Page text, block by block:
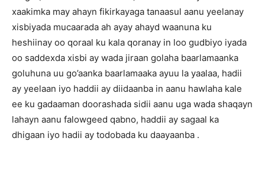
xaakimka may ahayn fikirkayaga tanaasul aanu yeelanay
xisbiyada mucaarada ah ayay ahayd waanuna ku
heshiinay oo qoraal ku kala qoranay in loo gudbiyo iyada
oo saddexda xisbi ay wada jiraan golaha baarlamaanka
goluhuna uu go’aanka baarlamaaka ayuu la yaalaa, hadii
ay yeelaan iyo haddii ay diidaanba in aanu hawlaha kale
ee ku gadaaman doorashada sidii aanu uga wada shaqayn
lahayn aanu falowgeed qabno, haddii ay sagaal ka
dhigaan iyo hadii ay todobada ku daayaanba .